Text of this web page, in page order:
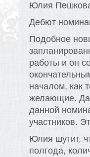
Юлия
Дебют
Подобное
работы и он
началом, как
желающие.
данной
участников.
Юлия шутит,
полгода,